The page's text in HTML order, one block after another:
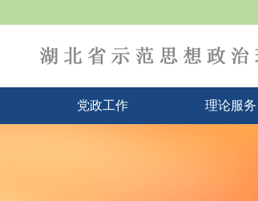
党政工作 理论服务